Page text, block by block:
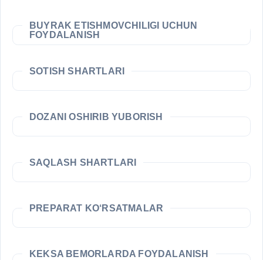
BUYRAK ETISHMOVCHILIGI UCHUN
FOYDALANISH
SOTISH SHARTLARI
DOZANI OSHIRIB YUBORISH
SAQLASH SHARTLARI
PREPARAT KO‘RSATMALAR
KEKSA BEMORLARDA FOYDALANISH